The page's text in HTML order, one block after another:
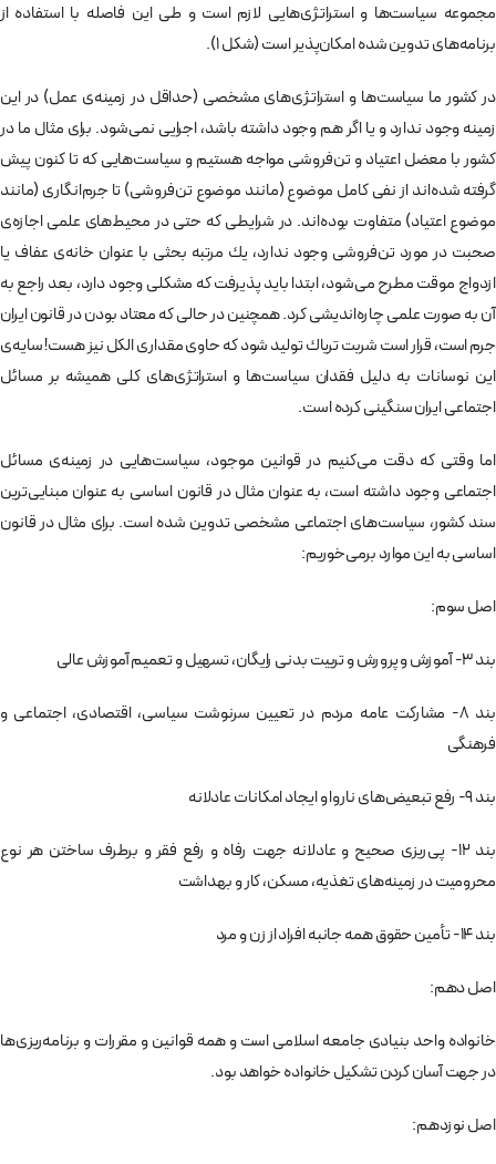
مجموعه سياست‌ها و استراتژی‌هايی لازم است و طی اين فاصله با استفاده از
برنامه‌های تدوين شده امكان‌پذير است (شكل 1).
در كشور ما سياست‌ها و استراتژی‌های مشخصی (حداقل در زمينه‌ی عمل) در اين
زمينه وجود ندارد و يا اگر هم وجود داشته باشد، اجرايی نمی‌شود. برای مثال ما در
كشور با معضل اعتياد و تن‌فروشی مواجه هستيم و سياست‌هايی كه تا كنون پيش‌
گرفته شده‌اند از نفی كامل موضوع (مانند موضوع تن‌فروشی) تا جرم‌انگاری (مانند
موضوع اعتياد) متفاوت بوده‌اند. در شرايطی كه حتی در محيط‌های علمی اجازه‌ی
صحبت در مورد تن‌فروشی وجود ندارد، يك مرتبه بحثی با عنوان خانه‌ی عفاف يا
ازدواج موقت مطرح می‌شود، ابتدا بايد پذيرفت كه مشكلی وجود دارد، بعد راجع به
آن به صورت علمی چاره‌انديشی كرد. همچنين در حالی كه معتاد بودن در قانون ايران
جرم است، قرار است شربت ترياك توليد شود كه حاوی مقداری الكل نيز هست! سايه‌ی
اين نوسانات به دليل فقدان سياست‌ها و استراتژی‌های كلی هميشه بر مسائل
اجتماعی ايران سنگينی كرده است.
اما وقتی كه دقت می‌كنيم در قوانين موجود، سياست‌هايی در زمينه‌ی مسائل
اجتماعی وجود داشته است، به عنوان مثال در قانون اساسی به عنوان مبنايی‌ترين
سند كشور، سياست‌های اجتماعی مشخصی تدوين شده است. برای مثال در قانون
اساسی به اين موارد برمی‌خوريم:
اصل سوم:
بند 3- آموزش و پرورش و تربيت بدنی رايگان، تسهيل و تعميم آموزش عالی
بند 8- مشاركت عامه مردم در تعيين سرنوشت سياسی،‌ اقتصادی، اجتماعی و
فرهنگی
بند 9- رفع تبعيض‌های ناروا و ايجاد امكانات عادلانه
بند 12- پی‌ريزی صحيح و عادلانه جهت رفاه و رفع فقر و برطرف ساختن هر نوع
محروميت در زمينه‌های تغذيه، مسكن، كار و بهداشت
بند 14- تأمين حقوق همه جانبه افراد از زن و مرد
اصل دهم:
خانواده واحد بنيادی جامعه اسلامی است و همه قوانين و مقررات و برنامه‌ريزی‌ها
در جهت آسان كردن تشكيل خانواده خواهد بود.
اصل نوزدهم: